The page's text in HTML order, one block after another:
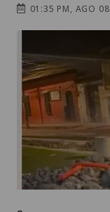
01:35 PM, AGO 08